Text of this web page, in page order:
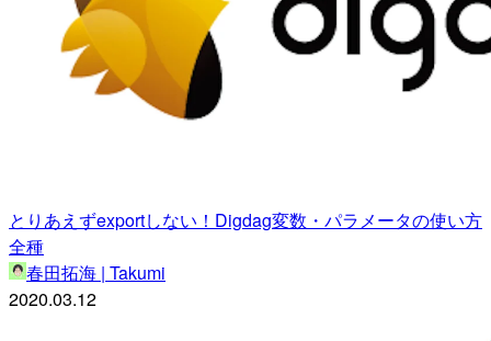
とりあえずexportしない！Digdag変数・パラメータの使い方
全種
春田拓海 | Takumi
2020.03.12